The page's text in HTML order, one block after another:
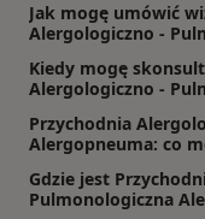
Jak mogę umówić
Alergologiczno -
Kiedy mogę
Alergologiczno -
Przychodnia
Alergopneuma: co
Gdzie jest
Pulmonologiczna